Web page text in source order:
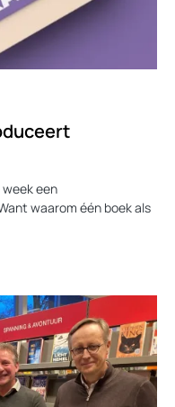
een
waarom één boek als